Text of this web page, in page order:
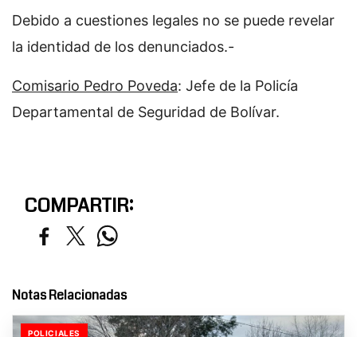
Debido a cuestiones legales no se puede revelar
la identidad de los denunciados.-
Comisario Pedro Poveda: Jefe de la Policía
Departamental de Seguridad de Bolívar.
COMPARTIR:
Notas Relacionadas
POLICIALES